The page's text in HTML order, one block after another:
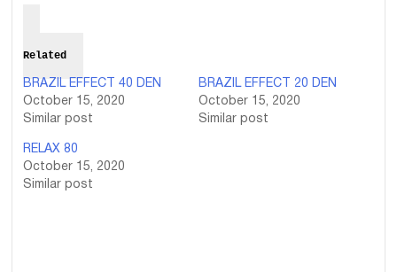
Related
BRAZIL EFFECT 40 DEN
October 15, 2020
Similar post
BRAZIL EFFECT 20 DEN
October 15, 2020
Similar post
RELAX 80
October 15, 2020
Similar post